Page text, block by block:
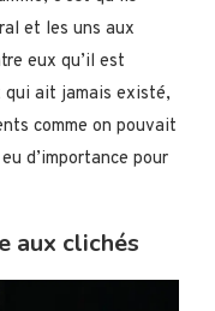
et les uns aux
eux qu’il est
qui ait jamais existé,
comme on pouvait
d’importance pour
aux clichés